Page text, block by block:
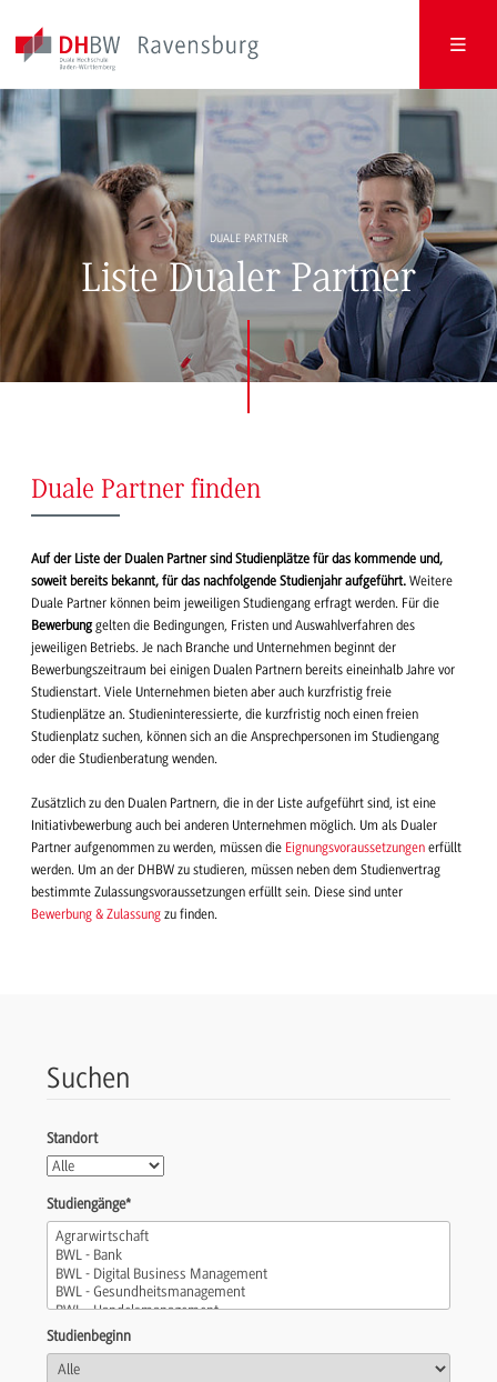
DUALE PARTNER
Liste Dualer Partner
Duale Partner finden
Auf der Liste der Dualen Partner sind Studienplätze für das kommende und,
soweit bereits bekannt, für das nachfolgende Studienjahr aufgeführt. Weitere
Duale Partner können beim jeweiligen Studiengang erfragt werden. Für die
Bewerbunggelten die Bedingungen, Fristen und Auswahlverfahren des
jeweiligen Betriebs. Je nach Branche und Unternehmen beginnt der
Bewerbungszeitraum bei einigen Dualen Partnern bereits eineinhalb Jahre vor
Studienstart. Viele Unternehmen bieten aber auch kurzfristig freie
Studienplätze an. Studieninteressierte, die kurzfristig noch einen freien
Studienplatz suchen, können sich an die Ansprechpersonen im Studiengang
oder die Studienberatung wenden.
Zusätzlich zu den Dualen Partnern, die in der Liste aufgeführt sind, ist eine
Initiativbewerbung auch bei anderen Unternehmen möglich. Um als Dualer
Partner aufgenommen zu werden, müssen die Eignungsvoraussetzungen erfüllt
werden. Um an der DHBW zu studieren, müssen neben dem Studienvertrag
bestimmte Zulassungsvoraussetzungen erfüllt sein. Diese sind unter
Bewerbung & Zulassung zu finden.
Suchen
Standort
Studiengänge*
Studienbeginn